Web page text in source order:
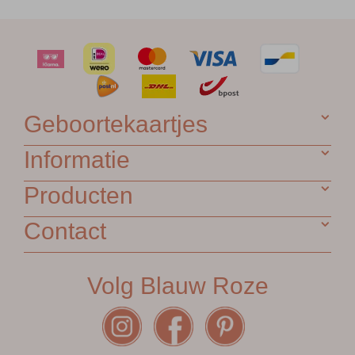
Geboortekaartjes
Informatie
Producten
Contact
Volg Blauw Roze